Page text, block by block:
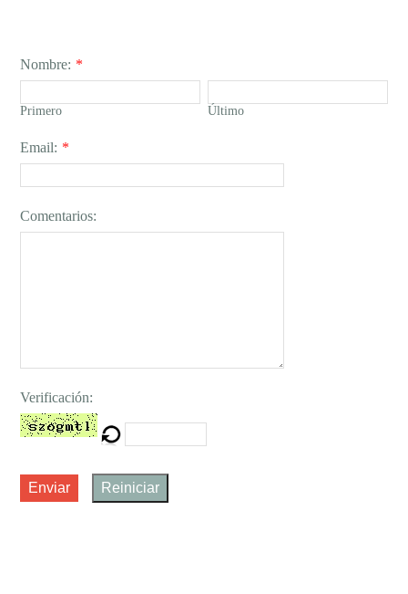
Nombre: *
Primero Último
Email: *
Comentarios:
Verificación:
Enviar Reiniciar